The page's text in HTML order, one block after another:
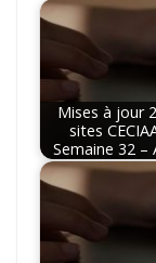
Mises à jour
sites
Semaine 32 –